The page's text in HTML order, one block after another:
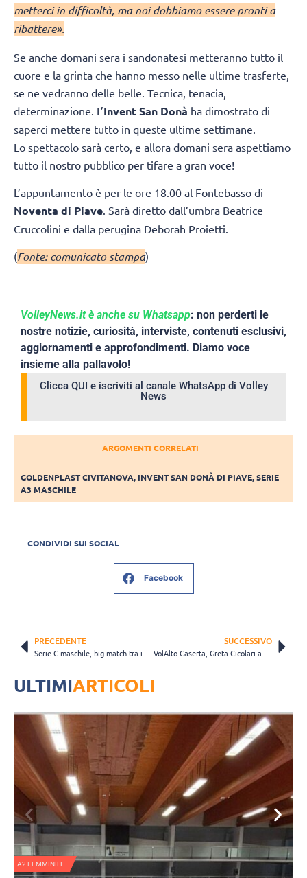
metterci in difficoltà, ma noi dobbiamo essere pronti a
ribattere».
Se anche domani sera i sandonatesi metteranno tutto il
cuore e la grinta che hanno messo nelle ultime trasferte,
se ne vedranno delle belle. Tecnica, tenacia,
determinazione. L’Invent San Donà ha dimostrato di
saperci mettere tutto in queste ultime settimane.
Lo spettacolo sarà certo, e allora domani sera aspettiamo
tutto il nostro pubblico per tifare a gran voce!
L’appuntamento è per le ore 18.00 al Fontebasso di
Noventa di Piave . Sarà diretto dall’umbra Beatrice
Cruccolini e dalla perugina Deborah Proietti.
(Fonte: comunicato stampa)
VolleyNews.it è anche su Whatsapp: non perderti le
nostre notizie, curiosità, interviste, contenuti esclusivi,
aggiornamenti e approfondimenti. Diamo voce
insieme alla pallavolo!
Clicca QUI e iscriviti al canale WhatsApp di Volley
News
ARGOMENTI CORRELATI
GOLDENPLAST CIVITANOVA, INVENT SAN DONÀ DI PIAVE,SERIE
A3 MASCHILE
CONDIVIDI SUI SOCIAL
Facebook
PRECEDENTE SUCCESSIVO
ULTIMIARTICOLI
A2 FEMMINILE